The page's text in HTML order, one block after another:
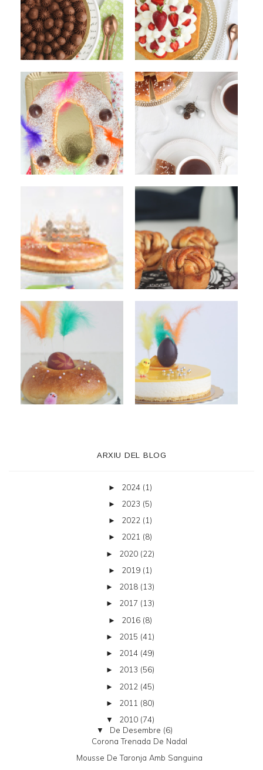
ARXIU DEL BLOG
► 2024 (1)
► 2023 (5)
► 2022 (1)
► 2021 (8)
► 2020 (22)
► 2019 (1)
► 2018 (13)
► 2017 (13)
► 2016 (8)
► 2015 (41)
► 2014 (49)
► 2013 (56)
► 2012 (45)
► 2011 (80)
▼ 2010 (74)
▼ De Desembre (6)
Corona Trenada De Nadal
Mousse De Taronja Amb Sanguina